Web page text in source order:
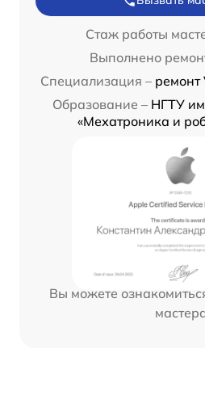
Стаж работы
Выполнено
Специализация – ремонт
Образование – НГТУ
«Мехатроника и
Вы можете